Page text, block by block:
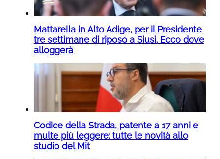
Mattarella in Alto Adige, per il Presidente
tre settimane di riposo a Siusi. Ecco dove
alloggerà
Codice della Strada, patente a 17 anni e
multe più leggere: tutte le novità allo
studio del Mit